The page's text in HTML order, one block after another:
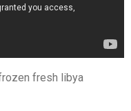
fresh libya